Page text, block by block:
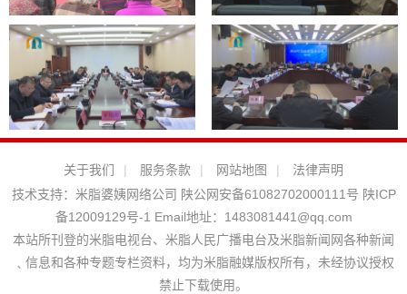
关于我们 | 服务条款 | 网站地图 |
法律声明
技术支持： 米脂婆姨网络公司 陕公网安备61082702000111号 陕ICP
备12009129号-1 Email地址： 1483081441@qq.com
本站所刊登的米脂电视台、米脂人民广播电台及米脂新闻网各种新闻
﹑信息和各种专题专栏资料，均为米脂融媒版权所有，未经协议授权
禁止下载使用。